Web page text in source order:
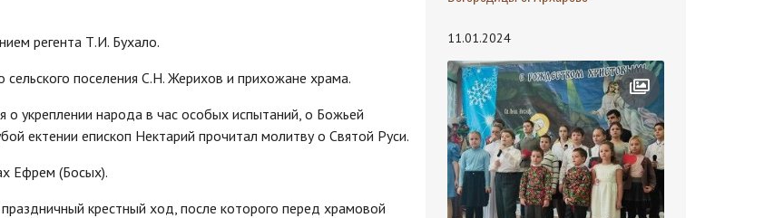
регента Т.И. Бухало.
сельского поселения С.Н. Жерихов и прихожане храма.
укреплении народа в час особых испытаний, о Божьей
ектении епископ Нектарий прочитал молитву о Святой Руси.
Ефрем (Босых).
крестный ход, после которого перед храмовой
11.01.2024